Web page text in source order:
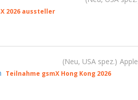
2026 aussteller
Neu, USA spez. Apple
Teilnahme gsmX Hong Kong 2026